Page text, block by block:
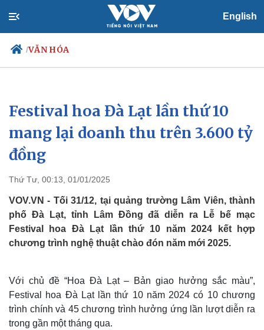
English
/VĂN HÓA
Chính trị
Tổ chức nhân sự
Quốc hội
Nhận diện sự thật
Xã hội
Tin 24h
Dự báo thời tiết
Festival hoa Đà Lạt lần thứ 10
mang lại doanh thu trên 3.600 tỷ
đồng
Thứ Tư, 00:13, 01/01/2025
VOV.VN - Tối 31/12, tại quảng trường Lâm Viên, thành
phố Đà Lạt, tỉnh Lâm Đồng đã diễn ra Lễ bế mạc
Festival hoa Đà Lạt lần thứ 10 năm 2024 kết hợp
chương trình nghệ thuật chào đón năm mới 2025.
Với chủ đề “Hoa Đà Lạt – Bản giao hưởng sắc màu”,
Festival hoa Đà Lạt lần thứ 10 năm 2024 có 10 chương
trình chính và 45 chương trình hưởng ứng lần lượt diễn ra
trong gần một tháng qua.